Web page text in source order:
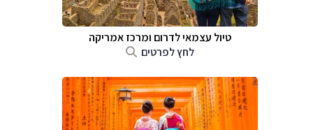
טיול עצמאי לדרום ומרכז אמריקה
לחץ לפרטים